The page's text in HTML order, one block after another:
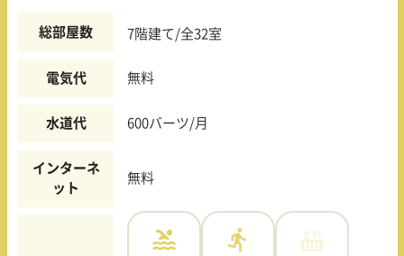
総部屋数 7階建て/全32室
電気代 無料
水道代 600バーツ/月
インターネ
ット
無料